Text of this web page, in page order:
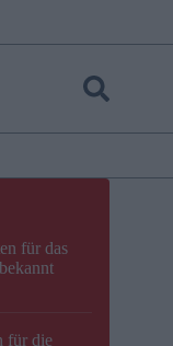
für das
für die